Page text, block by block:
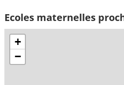
Ecoles maternelles
+
−